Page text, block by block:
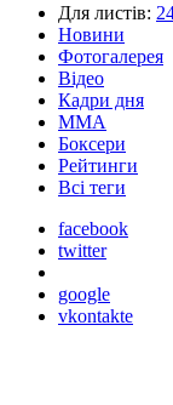
Для листів:
Новини
Фотогалерея
Відео
Кадри дня
ММА
Боксери
Рейтинги
Всі теги
facebook
twitter
google
vkontakte